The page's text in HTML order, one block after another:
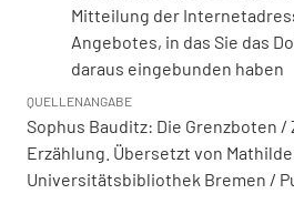
Mitteilung der
Angebotes, in das Sie das
daraus eingebunden haben
QUELLENANGABE
Sophus Bauditz: Die Grenzboten
Erzählung. Übersetzt von
Universitätsbibliothek Bremen /